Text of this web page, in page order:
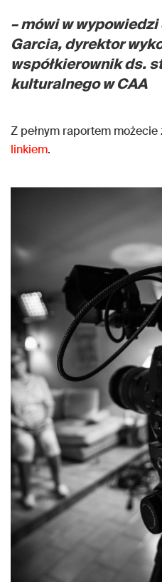
– mówi w
Garcia, dyrektor
współkierownik ds.
kulturalnego w CAA
Z pełnym raportem
linkiem.